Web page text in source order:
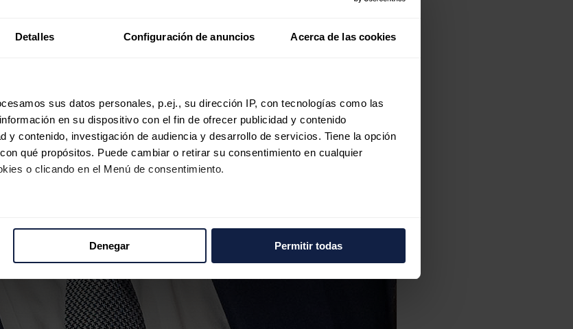
Detalles Configuración de anuncios Acerca de las cookies
sus datos personales, p.ej., su dirección IP, con tecnologías como las
en su dispositivo con el fin de ofrecer publicidad y contenido
y contenido, investigación de audiencia y desarrollo de servicios. Tiene la opción
qué propósitos. Puede cambiar o retirar su consentimiento en cualquier
o clicando en el Menú de consentimiento.
personalizar el contenido y los anuncios, ofrecer funciones de redes sociales
información sobre el uso que haga del sitio web con nuestros partners de
Denegar Permitir todas